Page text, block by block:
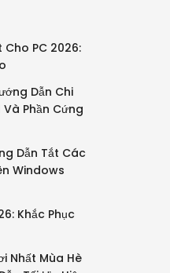
Cho PC 2026:
Dẫn Chi
Phần Cứng
Dẫn Tắt Các
Windows
Khắc Phục
Nhất Mùa Hè